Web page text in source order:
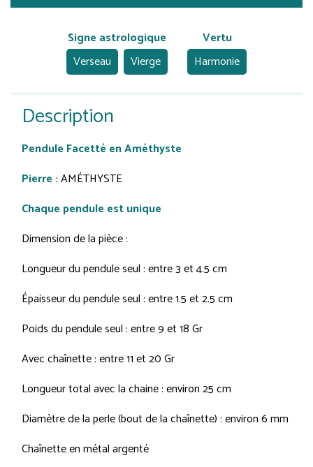
Signe astrologique
Verseau
Vierge
Vertu
Harmonie
Description
Pendule Facetté en Améthyste
Pierre :AMÉTHYSTE
Chaque pendule est unique
Dimension de la pièce :
Longueur du pendule seul : entre 3 et 4.5 cm
Épaisseur du pendule seul : entre 1.5 et 2.5 cm
Poids du pendule seul : entre 9 et 18 Gr
Avec chaînette : entre 11 et 20 Gr
Longueur total avec la chaine : environ 25 cm
Diamètre de la perle (bout de la chaînette) : environ 6 mm
Chaînette en métal argenté